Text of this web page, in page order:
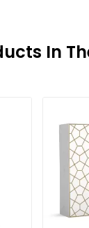
In